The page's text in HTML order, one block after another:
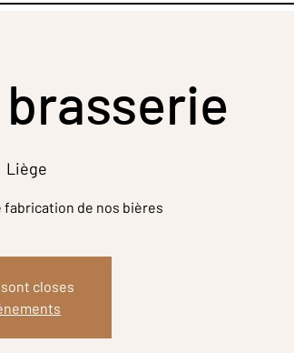
Liège
fabrication de nos bières
closes